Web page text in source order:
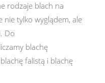
rodzaje blach na
nie tylko wyglądem, ale
Do
blachę
falistą i blachę